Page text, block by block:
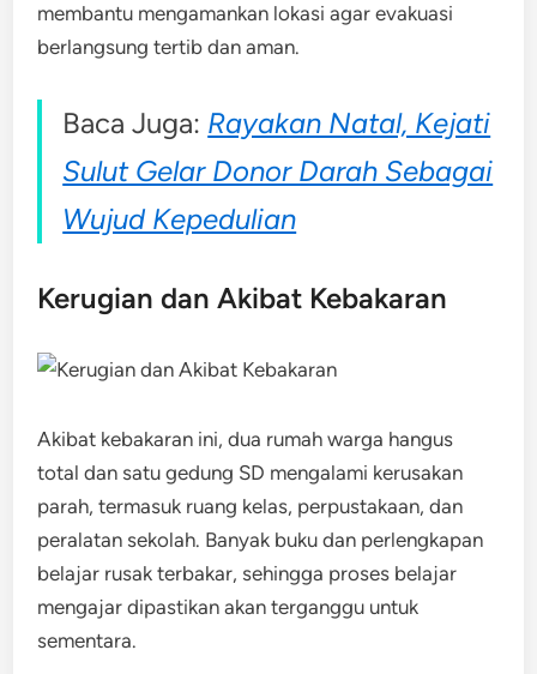
membantu mengamankan lokasi agar evakuasi
berlangsung tertib dan aman.
Baca Juga: Rayakan Natal, Kejati
Sulut Gelar Donor Darah Sebagai
Wujud Kepedulian
Kerugian dan Akibat Kebakaran
Akibat kebakaran ini, dua rumah warga hangus
total dan satu gedung SD mengalami kerusakan
parah, termasuk ruang kelas, perpustakaan, dan
peralatan sekolah. Banyak buku dan perlengkapan
belajar rusak terbakar, sehingga proses belajar
mengajar dipastikan akan terganggu untuk
sementara.